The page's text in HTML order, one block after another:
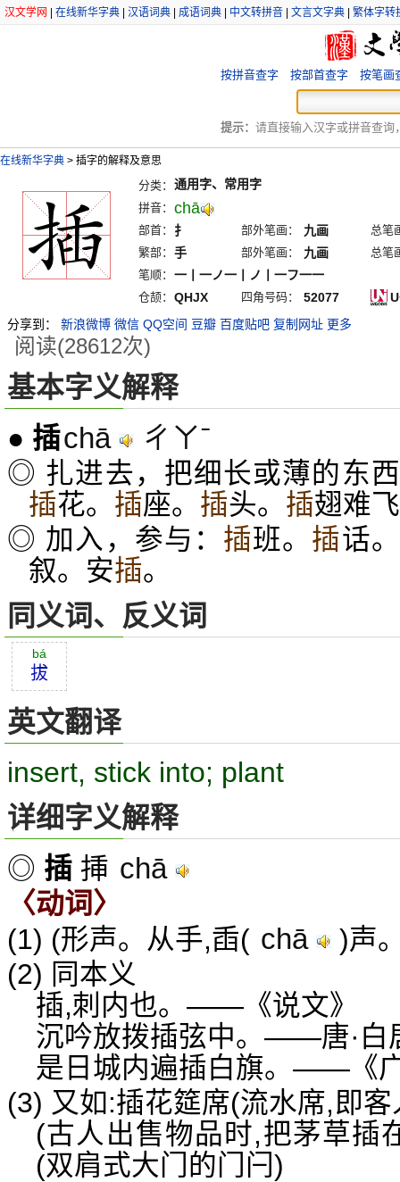
汉文学网 在线新华字典 汉语词典 成语词典 中文转拼音 文言文字典 繁体字转
按拼音查字 按部首查字 按笔画
提示： 请直接输入汉字或拼音查询
在线新华字典 > 插字的解释及意思
分类： 通用字、常用字
拼音： chā
部首： 扌 部外笔画： 九画
总笔
繁部： 手 部外笔画： 九画
总笔
笔顺： 一丨一ノ一丨ノ丨一フ一一
仓颉： QHJX 四角号码： 52077
分享到：
新浪微博 微信 QQ空间 豆瓣 百度贴吧 复制网址 更多
阅读(28612次)
基本字义解释
● 插chā ㄔㄚˉ
◎ 扎进去，把细长或薄的东
插花。 插座。 插头。 插翅难
◎ 加入，参与： 插班。 插话。
叙。安插。
同义词、反义词
bá
拔
英文翻译
insert, stick into; plant
详细字义解释
◎ 插 挿 chā
〈动词〉
(1) (形声。从手,臿( chā
)声
(2) 同本义
插,刺内也。——《说文》
沉吟放拨插弦中。——唐·白
是日城内遍插白旗。——《
(3) 又如:插花筵席(流水席,即
(古人出售物品时,把茅草插
(双肩式大门的门闩)